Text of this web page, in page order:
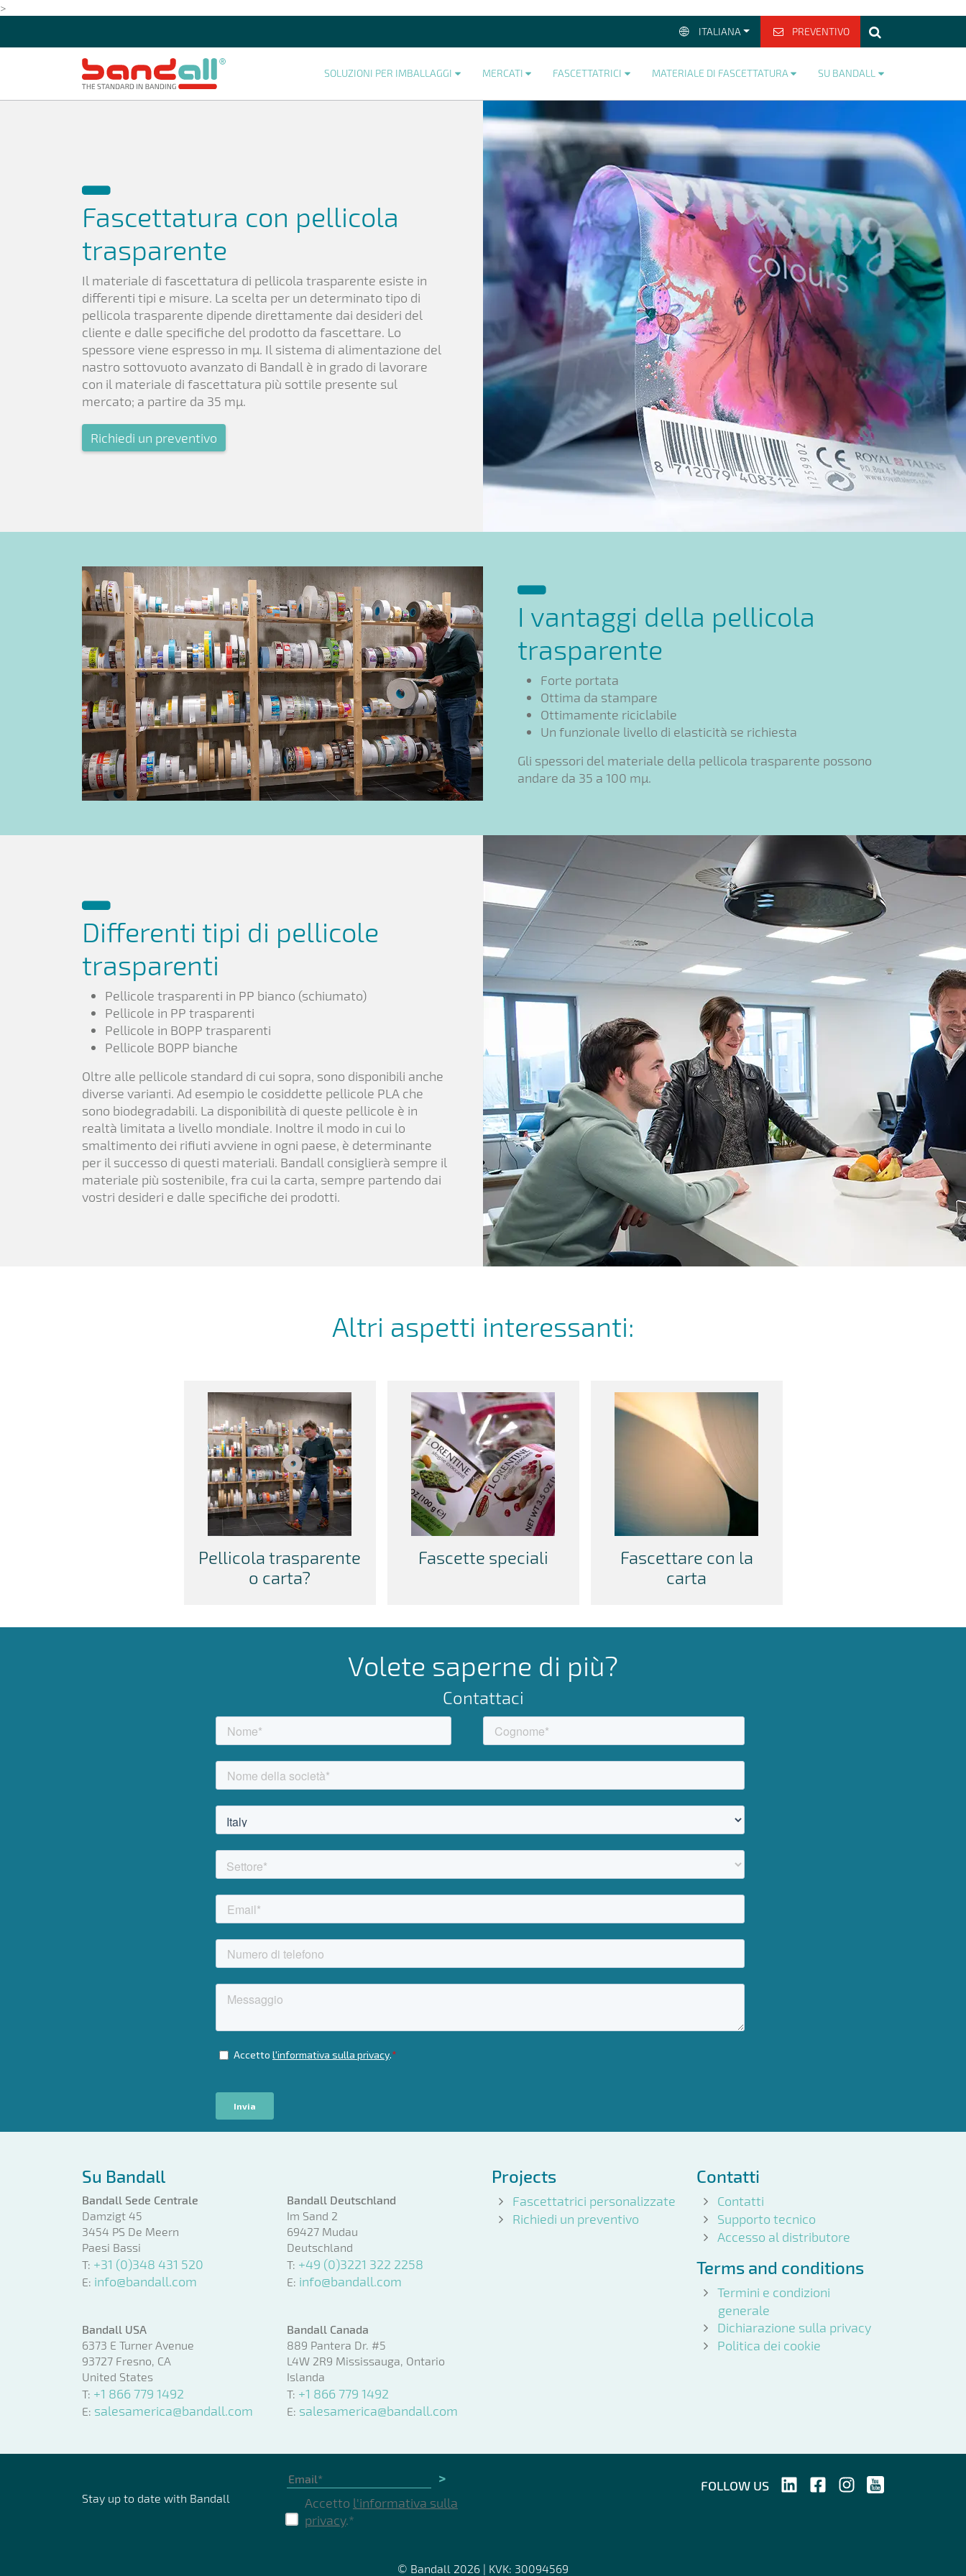
>
ITALIANA PREVENTIVO
>
SOLUZIONI PER IMBALLAGGI MERCATI FASCETTATRICI MATERIALE DI FASCETTATURA SU BANDALL
Fascettatura con pellicola
trasparente
Il materiale di fascettatura di pellicola trasparente esiste in
differenti tipi e misure. La scelta per un determinato tipo di
pellicola trasparente dipende direttamente dai desideri del
cliente e dalle specifiche del prodotto da fascettare. Lo
spessore viene espresso in mµ. Il sistema di alimentazione del
nastro sottovuoto avanzato di Bandall è in grado di lavorare
con il materiale di fascettatura più sottile presente sul
mercato; a partire da 35 mµ.
Richiedi un preventivo
I vantaggi della pellicola
trasparente
Forte portata
Ottima da stampare
Ottimamente riciclabile
Un funzionale livello di elasticità se richiesta
Gli spessori del materiale della pellicola trasparente possono
andare da 35 a 100 mµ.
Differenti tipi di pellicole
trasparenti
Pellicole trasparenti in PP bianco (schiumato)
Pellicole in PP trasparenti
Pellicole in BOPP trasparenti
Pellicole BOPP bianche
Oltre alle pellicole standard di cui sopra, sono disponibili anche
diverse varianti. Ad esempio le cosiddette pellicole PLA che
sono biodegradabili. La disponibilità di queste pellicole è in
realtà limitata a livello mondiale. Inoltre il modo in cui lo
smaltimento dei rifiuti avviene in ogni paese, è determinante
per il successo di questi materiali. Bandall consiglierà sempre il
materiale più sostenibile, fra cui la carta, sempre partendo dai
vostri desideri e dalle specifiche dei prodotti.
Altri aspetti interessanti:
Pellicola trasparente
o carta?
Fascette speciali
Fascettare con la
carta
Volete saperne di più?
Contattaci
Su Bandall
Bandall Sede Centrale
Damzigt 45
3454 PS De Meern
Paesi Bassi
T: +31 (0)348 431 520
E: info@bandall.com
Bandall Deutschland
Im Sand 2
69427 Mudau
Deutschland
T: +49 (0)3221 322 2258
E: info@bandall.com
Bandall USA
6373 E Turner Avenue
93727 Fresno, CA
United States
T: +1 866 779 1492
E: salesamerica@bandall.com
Bandall Canada
889 Pantera Dr. #5
L4W 2R9 Mississauga, Ontario
Islanda
T: +1 866 779 1492
E: salesamerica@bandall.com
Projects
Fascettatrici personalizzate
Richiedi un preventivo
Contatti
Contatti
Supporto tecnico
Accesso al distributore
Terms and conditions
Termini e condizioni
generale
Dichiarazione sulla privacy
Politica dei cookie
Stay up to date with Bandall
>
Accetto l'informativa sulla
privacy.*
FOLLOW US
© Bandall 2026 | KVK: 30094569